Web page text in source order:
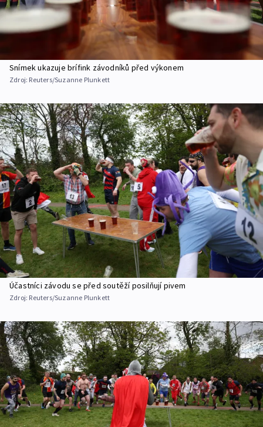
Snímek ukazuje brífink závodníků před výkonem
Zdroj: Reuters/Suzanne Plunkett
Účastníci závodu se před soutěží posilňují pivem
Zdroj: Reuters/Suzanne Plunkett